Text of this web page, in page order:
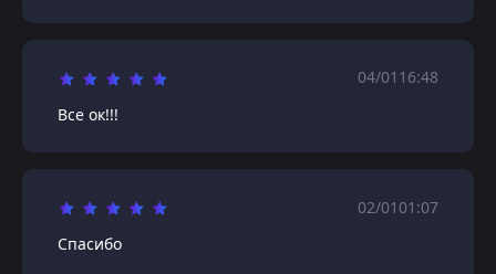
04/01 16:48
Все ок!!!
02/0101:07
Спасибо